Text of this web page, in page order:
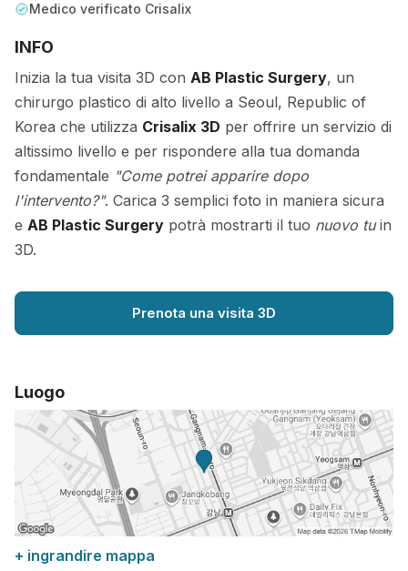
Medico verificato Crisalix
INFO
Inizia la tua visita 3D con AB Plastic Surgery, un
chirurgo plastico di alto livello a Seoul, Republic of
Korea che utilizza Crisalix 3D per offrire un servizio di
altissimo livello e per rispondere alla tua domanda
fondamentale "Come potrei apparire dopo
l'intervento?". Carica 3 semplici foto in maniera sicura
e AB Plastic Surgery potrà mostrarti il tuo nuovo tuin
3D.
Prenota una visita 3D
Luogo
+ ingrandire mappa